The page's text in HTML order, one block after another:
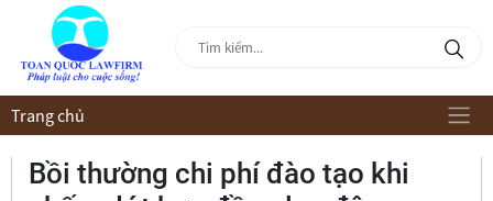
Trang chủ
Bồi thường chi phí đào tạo khi